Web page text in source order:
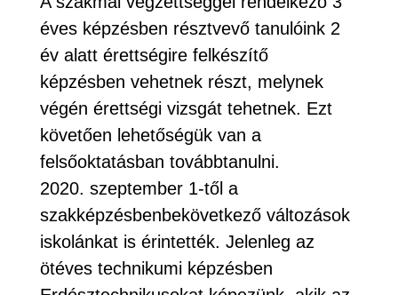
éves képzésben résztvevő tanulóink 2
év alatt érettségire felkészítő
képzésben vehetnek részt, melynek
végén érettségi vizsgát tehetnek. Ezt
követően lehetőségük van a
felsőoktatásban továbbtanulni.
2020. szeptember 1-től a
szakképzésbenbekövetkező változások
iskolánkat is érintették. Jelenleg az
ötéves technikumi képzésben